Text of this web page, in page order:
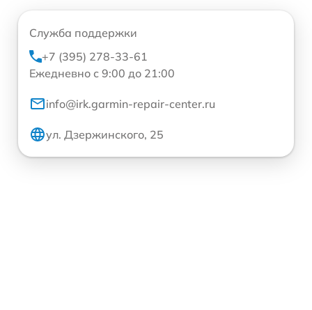
Служба поддержки
+7 (395) 278-33-61
Ежедневно с 9:00 до 21:00
info@irk.garmin-repair-center.ru
ул. Дзержинского, 25